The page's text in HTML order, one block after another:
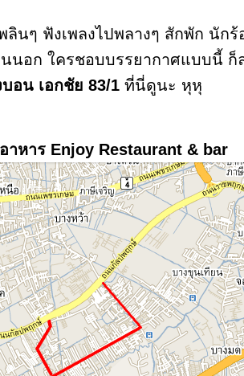
ลินๆ ฟังเพลงไปพลางๆ สักพัก นัก
นอก ใครชอบบรรยากาศแบบนี้ ก็
อน เอกชัย 83/1 ที่นี่ดูนะ หุหุ
าหาร Enjoy Restaurant & bar